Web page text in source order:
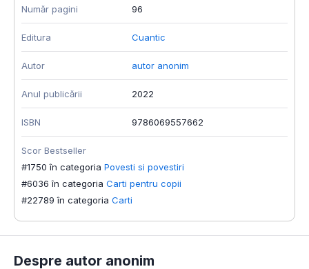
Număr pagini 96
Editura Cuantic
Autor autor anonim
Anul publicării 2022
ISBN 9786069557662
Scor Bestseller
#1750 în categoria Povesti si povestiri
#6036 în categoria Carti pentru copii
#22789 în categoria Carti
Despre autor anonim